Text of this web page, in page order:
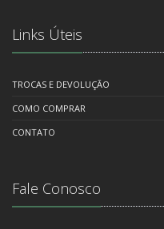
Links Úteis
TROCAS E DEVOLUÇÃO
COMO COMPRAR
CONTATO
Fale Conosco